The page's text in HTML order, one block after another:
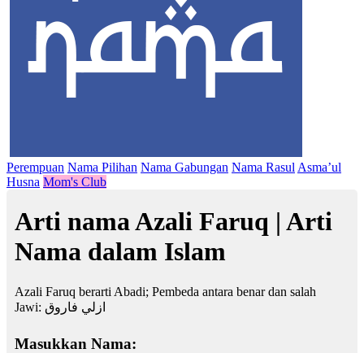
Perempuan Nama Pilihan Nama Gabungan Nama Rasul Asma’ul
Husna Mom's Club
Arti nama Azali Faruq | Arti
Nama dalam Islam
Azali Faruq berarti Abadi; Pembeda antara benar dan salah
Jawi: ازلي فاروق
Masukkan Nama: